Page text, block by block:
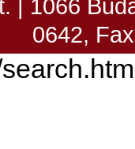
| 1066
0642,